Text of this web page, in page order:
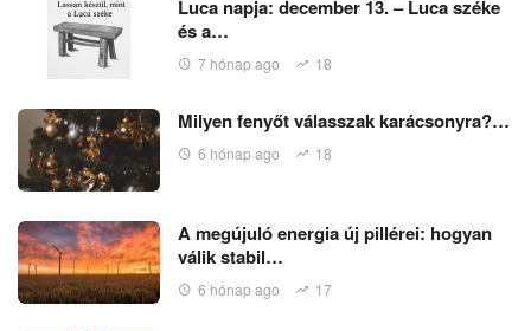
Luca napja: december 13. – Luca széke
és a…
7 hónap ago 18
Milyen fenyőt válasszak karácsonyra?…
6 hónap ago 18
A megújuló energia új pillérei: hogyan
válik stabil…
6 hónap ago 17